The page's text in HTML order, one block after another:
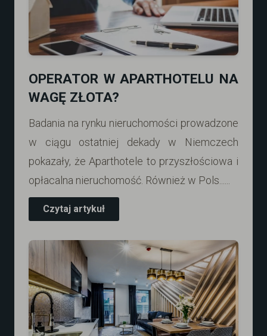
OPERATOR W APARTHOTELU NA
WAGĘ ZŁOTA?
Badania na rynku nieruchomości prowadzone
w ciągu ostatniej dekady w Niemczech
pokazały, że Aparthotele to przyszłościowa i
opłacalna nieruchomość. Również w Pols......
Czytaj artykuł